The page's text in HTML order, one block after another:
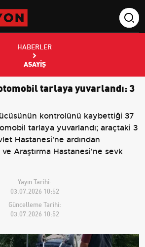
HABERLER
ASAYIŞ
tarlaya yuvarlandı: 3
kontrolünü kaybettiği 37
tarlaya yuvarlandı; araçtaki 3
Hastanesi'ne ardından
Araştırma Hastanesi'ne sevk
Yayın Tarihi:
03.07.2026 10:52
Güncelleme Tarihi:
03.07.2026 10:52